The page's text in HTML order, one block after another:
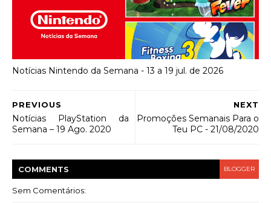
Notícias Nintendo da Semana - 13 a 19 jul. de 2026
NEXT
Promoções Semanais Para o
Teu PC - 21/08/2020
PREVIOUS
Notícias PlayStation da
Semana – 19 Ago. 2020
COMMENTS BLOGGER
Sem Comentários: